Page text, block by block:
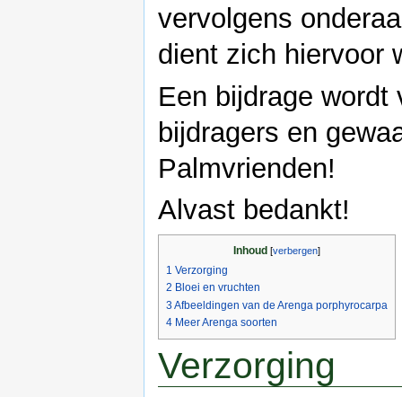
vervolgens
dient zich hiervoor
Een bijdrage wordt
bijdragers en
Palmvrienden!
Alvast bedankt!
Inhoud [verbergen]
1 Verzorging
2 Bloei en vruchten
3Afbeeldingen van de Arenga porphyrocarpa
4 Meer Arenga soorten
Verzorging